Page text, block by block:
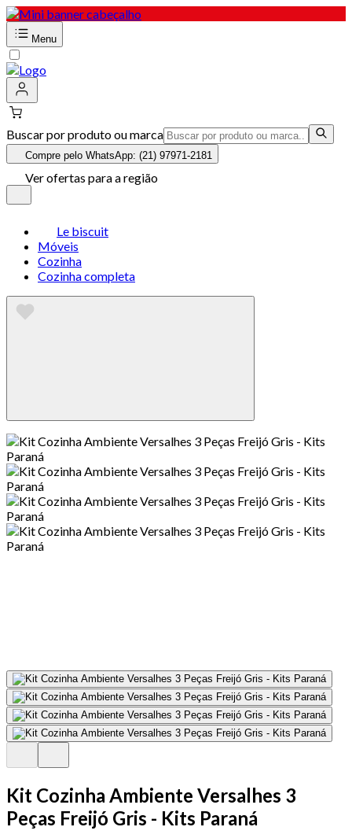
Menu
Buscar por produto ou marca
Compre pelo WhatsApp: (21) 97971-2181
Ver ofertas para a região
Le biscuit
Móveis
Cozinha
Cozinha completa
Kit Cozinha Ambiente Versalhes 3
Peças Freijó Gris - Kits Paraná